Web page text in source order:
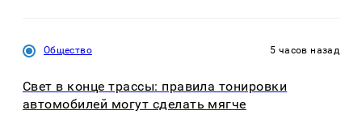
Общество 5 часов назад
Свет в конце трассы: правила тонировки
автомобилей могут сделать мягче